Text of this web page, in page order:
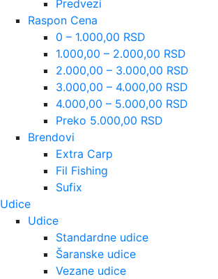
Predvezi
Raspon Cena
0 – 1.000,00 RSD
1.000,00 – 2.000,00 RSD
2.000,00 – 3.000,00 RSD
3.000,00 – 4.000,00 RSD
4.000,00 – 5.000,00 RSD
Preko 5.000,00 RSD
Brendovi
Extra Carp
Fil Fishing
Sufix
Udice
Udice
Standardne udice
Šaranske udice
Vezane udice